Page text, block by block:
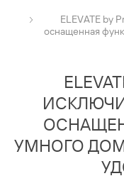
ELEVATE by
оснащенная
УМНОГО